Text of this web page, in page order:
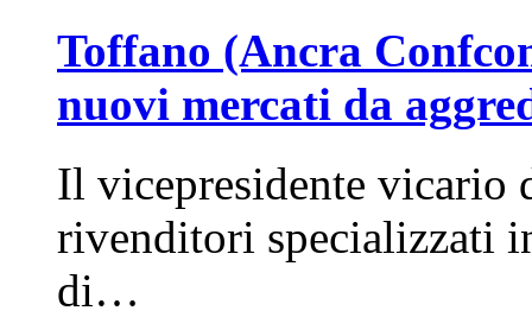
Toffano (Ancra
nuovi mercati da
Il vicepresidente vicario
rivenditori specializzati
di…